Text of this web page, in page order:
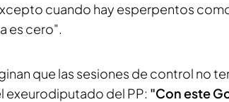
cuando hay esperpentos
es cero".
que las sesiones de control no
exeurodiputado del PP: "Con este